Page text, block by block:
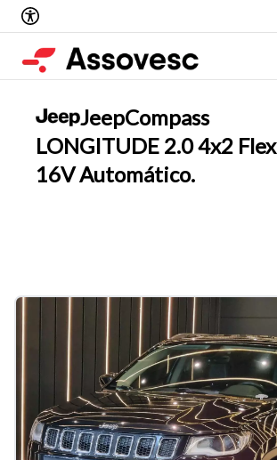
JeepCompass
LONGITUDE 2.0 4x2 Flex
16V Automático.